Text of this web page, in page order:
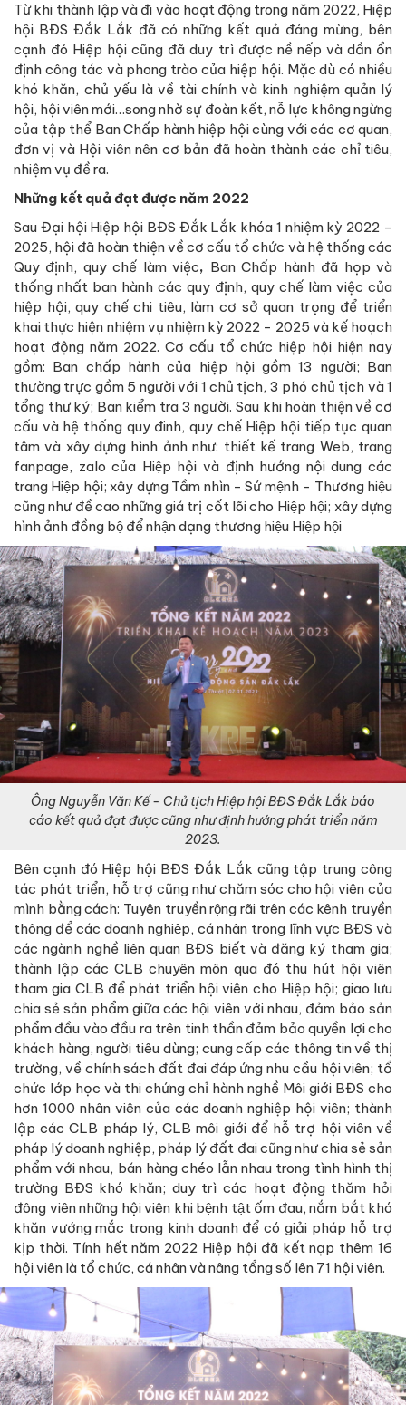
Từ khi thành lập và đi vào hoạt động trong năm 2022, Hiệp
hội BĐS Đắk Lắk đã có những kết quả đáng mừng, bên
cạnh đó Hiệp hội cũng đã duy trì được nề nếp và dần ổn
định công tác và phong trào của hiệp hội. Mặc dù có nhiều
khó khăn, chủ yếu là về tài chính và kinh nghiệm quản lý
hội, hội viên mới…song nhờ sự đoàn kết, nỗ lực không ngừng
của tập thể Ban Chấp hành hiệp hội cùng với các cơ quan,
đơn vị và Hội viên nên cơ bản đã hoàn thành các chỉ tiêu,
nhiệm vụ đề ra.
Những kết quả đạt được năm 2022
Sau Đại hội Hiệp hội BĐS Đắk Lắk khóa 1 nhiệm kỳ 2022 -
2025, hội đã hoàn thiện về cơ cấu tổ chức và hệ thống các
Quy định, quy chế làm việc, Ban Chấp hành đã họp và
thống nhất ban hành các quy định, quy chế làm việc của
hiệp hội, quy chế chi tiêu, làm cơ sở quan trọng để triển
khai thực hiện nhiệm vụ nhiệm kỳ 2022 - 2025 và kế hoạch
hoạt động năm 2022. Cơ cấu tổ chức hiệp hội hiện nay
gồm: Ban chấp hành của hiệp hội gồm 13 người; Ban
thường trực gồm 5 người với 1 chủ tịch, 3 phó chủ tịch và 1
tổng thư ký; Ban kiểm tra 3 người. Sau khi hoàn thiện về cơ
cấu và hệ thống quy đinh, quy chế Hiệp hội tiếp tục quan
tâm và xây dựng hình ảnh như: thiết kế trang Web, trang
fanpage, zalo của Hiệp hội và định hướng nội dung các
trang Hiệp hội; xây dựng Tầm nhìn - Sứ mệnh - Thương hiệu
cũng như đề cao những giá trị cốt lõi cho Hiệp hội; xây dựng
hình ảnh đồng bộ để nhận dạng thương hiệu Hiệp hội
Ông Nguyễn Văn Kế - Chủ tịch Hiệp hội BĐS Đắk Lắk báo
cáo kết quả đạt được cũng như định hướng phát triển năm
2023.
Bên cạnh đó Hiệp hội BĐS Đắk Lắk cũng tập trung công
tác phát triển, hỗ trợ cũng như chăm sóc cho hội viên của
mình bằng cách: Tuyên truyền rộng rãi trên các kênh truyền
thông để các doanh nghiệp, cá nhân trong lĩnh vực BĐS và
các ngành nghề liên quan BĐS biết và đăng ký tham gia;
thành lập các CLB chuyên môn qua đó thu hút hội viên
tham gia CLB để phát triển hội viên cho Hiệp hội; giao lưu
chia sẻ sản phẩm giữa các hội viên với nhau, đảm bảo sản
phẩm đầu vào đầu ra trên tinh thần đảm bảo quyền lợi cho
khách hàng, người tiêu dùng; cung cấp các thông tin về thị
trường, về chính sách đất đai đáp ứng nhu cầu hội viên; tổ
chức lớp học và thi chứng chỉ hành nghề Môi giới BĐS cho
hơn 1000 nhân viên của các doanh nghiệp hội viên; thành
lập các CLB pháp lý, CLB môi giới để hỗ trợ hội viên về
pháp lý doanh nghiệp, pháp lý đất đai cũng như chia sẻ sản
phẩm với nhau, bán hàng chéo lẫn nhau trong tình hình thị
trường BĐS khó khăn; duy trì các hoạt động thăm hỏi
đông viên những hội viên khi bệnh tật ốm đau, nắm bắt khó
khăn vướng mắc trong kinh doanh để có giải pháp hỗ trợ
kịp thời. Tính hết năm 2022 Hiệp hội đã kết nạp thêm 16
hội viên là tổ chức, cá nhân và nâng tổng số lên 71 hội viên.